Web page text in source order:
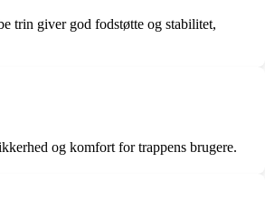
trin giver god fodstøtte og stabilitet,
og komfort for trappens brugere.